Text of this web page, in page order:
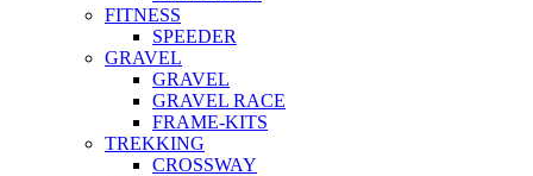
FITNESS
SPEEDER
GRAVEL
GRAVEL
GRAVEL RACE
FRAME-KITS
TREKKING
CROSSWAY